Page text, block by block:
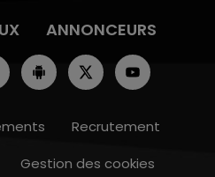
ANNONCEURS
Recrutement
Gestion des cookies